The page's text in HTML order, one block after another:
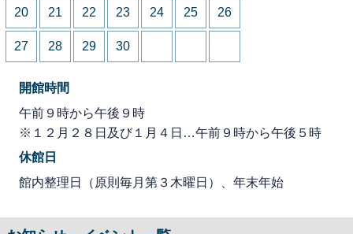
20 21 22 23 24 25 26
27 28 29 30
開館時間
午前９時から午後９時
※１２月２８日及び１月４日…午前９時から午後５時
休館日
館内整理日（原則毎月第３木曜日）、年末年始